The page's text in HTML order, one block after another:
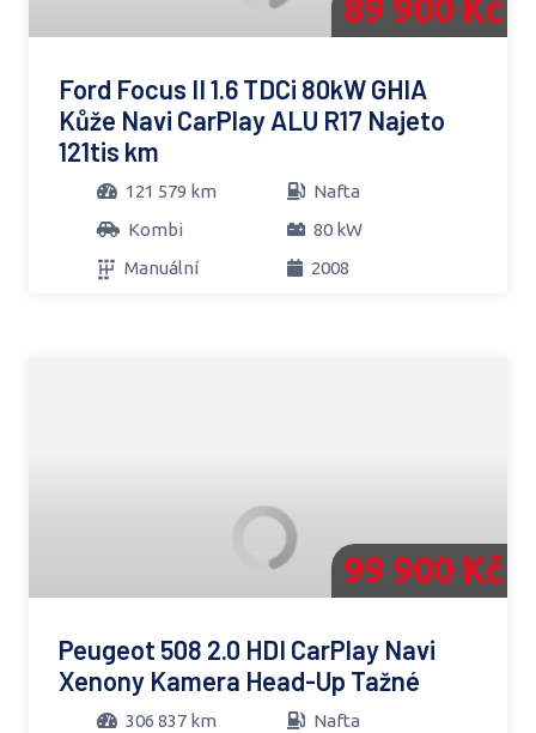
89 900 Kč
Ford Focus II 1.6 TDCi 80kW GHIA
Kůže Navi CarPlay ALU R17 Najeto
121tis km
121 579 km
Nafta
Kombi
80 kW
Manuální
2008
99 900 Kč
Peugeot 508 2.0 HDI CarPlay Navi
Xenony Kamera Head-Up Tažné
306 837 km
Nafta